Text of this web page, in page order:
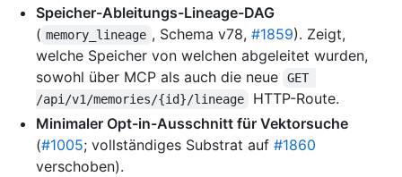
Speicher-Ableitungs-Lineage-DAG
( memory_lineage , Schema v78, #1859). Zeigt,
welche Speicher von welchen abgeleitet wurden,
sowohl über MCP als auch die neue
GET
/api/v1/memories/{id}/lineage
HTTP-Route.
Minimaler Opt-in-Ausschnitt für Vektorsuche
(#1005; vollständiges Substrat auf #1860
verschoben).